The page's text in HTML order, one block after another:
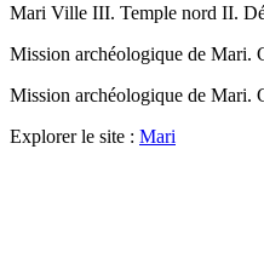
Mari Ville III. Temple nord II.
Mission archéologique de Mari.
Mission archéologique de Mari.
Explorer le site : Mari